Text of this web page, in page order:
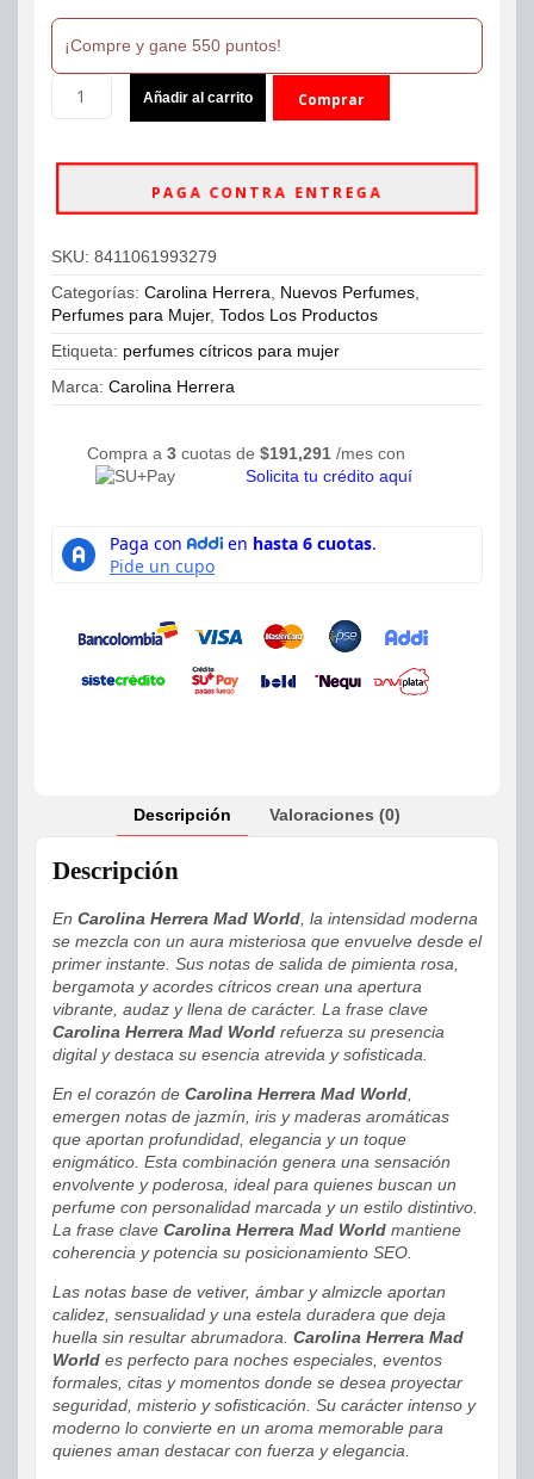
¡Compre y gane 550 puntos!
Herrera
Parfum
Mujer
cantidad
Añadir al carrito Comprar
PAGA CONTRA ENTREGA
SKU: 8411061993279
Categorías: Carolina Herrera Nuevos Perfumes
Perfumes para Mujer, Todos Los Productos
Etiqueta: perfumes cítricos para mujer
Marca: Carolina Herrera
Compra a 3 cuotas de $191,291 /mes con
Solicita tu crédito aquí
Descripción Valoraciones (0)
Descripción
En Carolina Herrera Mad World , la intensidad moderna
se mezcla con un aura misteriosa que envuelve desde el
primer instante. Sus notas de salida de pimienta rosa,
bergamota y acordes cítricos crean una apertura
vibrante, audaz y llena de carácter. La frase clave
Carolina Herrera Mad World refuerza su presencia
digital y destaca su esencia atrevida y sofisticada.
En el corazón de Carolina Herrera Mad World
emergen notas de jazmín, iris y maderas aromáticas
que aportan profundidad, elegancia y un toque
enigmático. Esta combinación genera una sensación
envolvente y poderosa, ideal para quienes buscan un
perfume con personalidad marcada y un estilo distintivo.
La frase clave Carolina Herrera Mad World mantiene
coherencia y potencia su posicionamiento SEO.
Las notas base de vetiver, ámbar y almizcle aportan
calidez, sensualidad y una estela duradera que deja
huella sin resultar abrumadora. Carolina Herrera Mad
World es perfecto para noches especiales, eventos
formales, citas y momentos donde se desea proyectar
seguridad, misterio y sofisticación. Su carácter intenso y
moderno lo convierte en un aroma memorable para
quienes aman destacar con fuerza y elegancia.